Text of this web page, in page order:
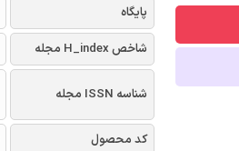
پایگاه
شاخص H_index مجله
شناسه ISSN مجله
کد محصول